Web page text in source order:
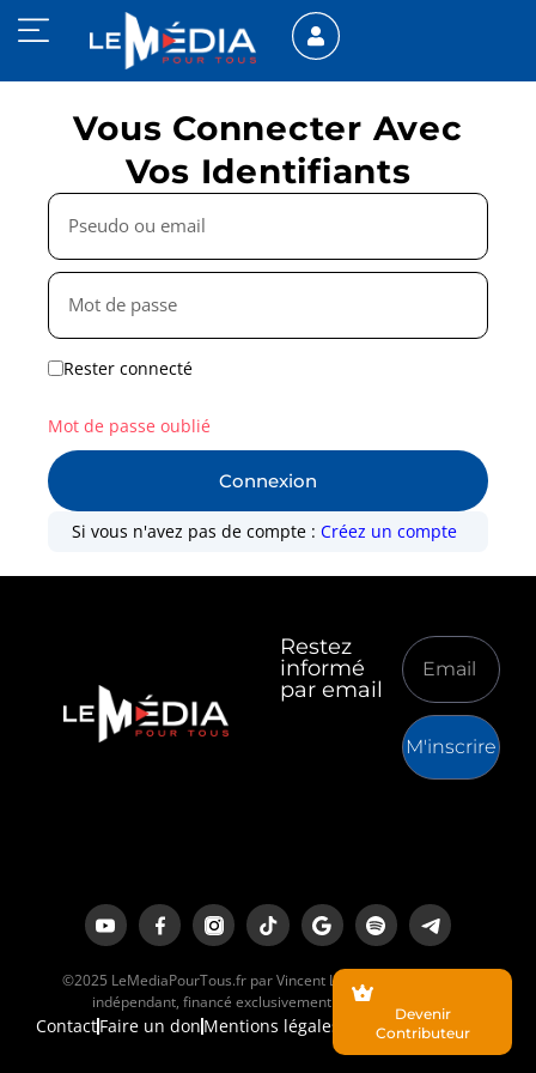
Vous Connecter Avec
Vos Identifiants
Rester connecté
Connexion
Mot de passe oublié
Si vous n'avez pas de compte :Créez un compte
Restez
informé
par email
M'inscrire
©2025 LeMediaPourTous.fr par Vincent Lapierre est un média
indépendant, financé exclusivement par ses lecteurs.
ContactFaire un don Mentions légales
Devenir
Contributeur